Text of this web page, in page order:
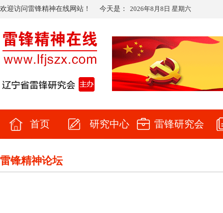
欢迎访问雷锋精神在线网站！ 今天是： 2026年8月8日 星期六
首页 研究中心 雷锋研究会
雷锋精神论坛